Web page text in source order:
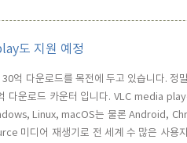
도 지원 예정
억 다운로드를 목전에 두고 있습니다. 정
다운로드 카운터 입니다. VLC media
Linux, macOS는 물론 Android,
미디어 재생기로 전 세계 수 많은 사용자
티